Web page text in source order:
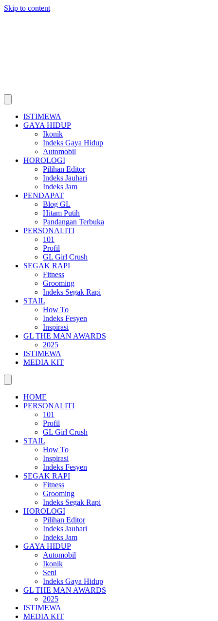
Skip to content
ISTIMEWA
GAYA HIDUP
Ikonik
Indeks Gaya Hidup
Automobil
HOROLOGI
Pilihan Editor
Indeks Jauhari
Indeks Jam
PENDAPAT
Blog GL
Hitam Putih
Pandangan Terbuka
PERSONALITI
101
Profil
GL Girl Crush
SEGAK RAPI
Fitness
Grooming
Indeks Segak Rapi
STAIL
How To
Indeks Fesyen
Inspirasi
GL THE MAN AWARDS
2025
ISTIMEWA
MEDIA KIT
HOME
PERSONALITI
101
Profil
GL Girl Crush
STAIL
How To
Inspirasi
Indeks Fesyen
SEGAK RAPI
Fitness
Grooming
Indeks Segak Rapi
HOROLOGI
Pilihan Editor
Indeks Jauhari
Indeks Jam
GAYA HIDUP
Automobil
Ikonik
Seni
Indeks Gaya Hidup
GL THE MAN AWARDS
2025
ISTIMEWA
MEDIA KIT